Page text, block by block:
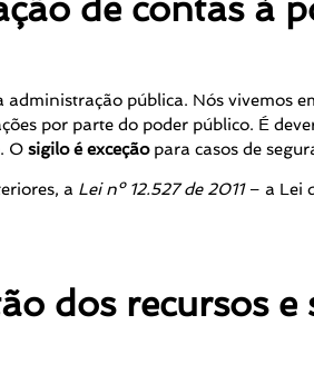
de contas à
administração pública. Nós vivemos
por parte do poder público. É
O sigilo é exceçãopara casos de
a Lei nº 12.527 de 2011– a Lei
dos recursos